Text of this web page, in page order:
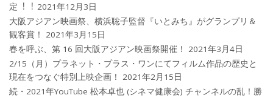
定︕︕ 2021年12月3日
大阪アジアン映画祭、横浜聡子監督『いとみち』がグランプリ＆
観客賞！
2021年3月15日
春を呼ぶ、第 16 回大阪アジアン映画祭開催！
2021年3月4日
2/15（月）プラネット・プラス・ワンにてフィルム作品の歴史と
現在をつなぐ特別上映企画！
2021年2月15日
続・2021年YouTube 松本卓也 (シネマ健康会) チャンネルの乱！勝